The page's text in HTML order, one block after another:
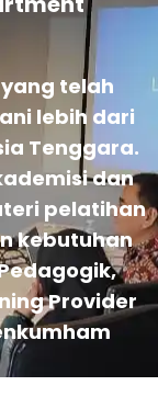
telah
lebih dari
Tenggara.
dan
pelatihan
kebutuhan
Provider